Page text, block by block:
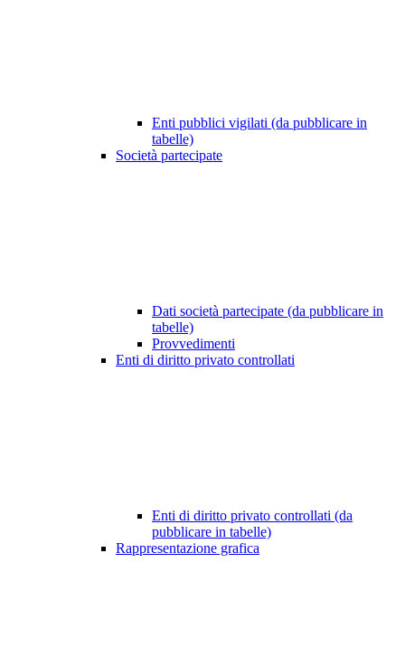
Enti pubblici vigilati (da pubblicare in
tabelle)
Società partecipate
Dati società partecipate (da pubblicare in
tabelle)
Provvedimenti
Enti di diritto privato controllati
Enti di diritto privato controllati (da
pubblicare in tabelle)
Rappresentazione grafica